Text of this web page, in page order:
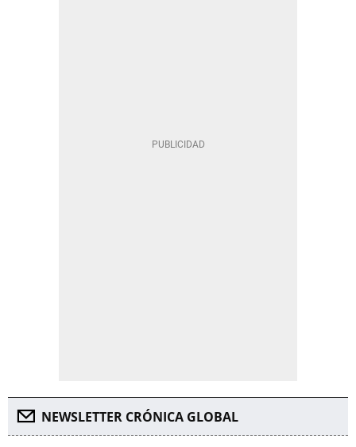
NEWSLETTER CRÓNICA GLOBAL